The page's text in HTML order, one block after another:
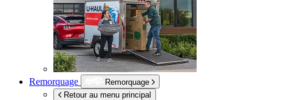
Remorquage
Remorquage
Retour au menu principal